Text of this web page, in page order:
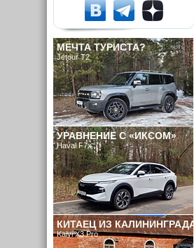
МЕЧТА ТУРИСТА?
Jetour T2
УРАВНЕНИЕ С «ИКСОМ»
Haval F7x
КИТАЕЦ ИЗ КАЛИНИНГРАДА
Kaiyi X3 Pro